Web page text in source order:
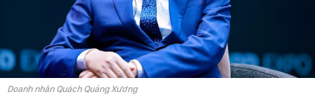
Doanh nhân Quách Quảng Xương